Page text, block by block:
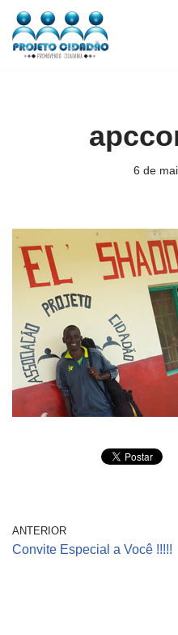
Pular
6 de
ANTERIOR
Convite Especial a Você !!!!!